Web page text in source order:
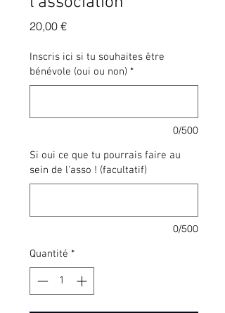
20,00 €Prix
Inscris ici si tu souhaites être
bénévole (oui ou non) *
0/500
Si oui ce que tu pourrais faire au
sein de l'asso ! (facultatif)
0/500
Quantité *